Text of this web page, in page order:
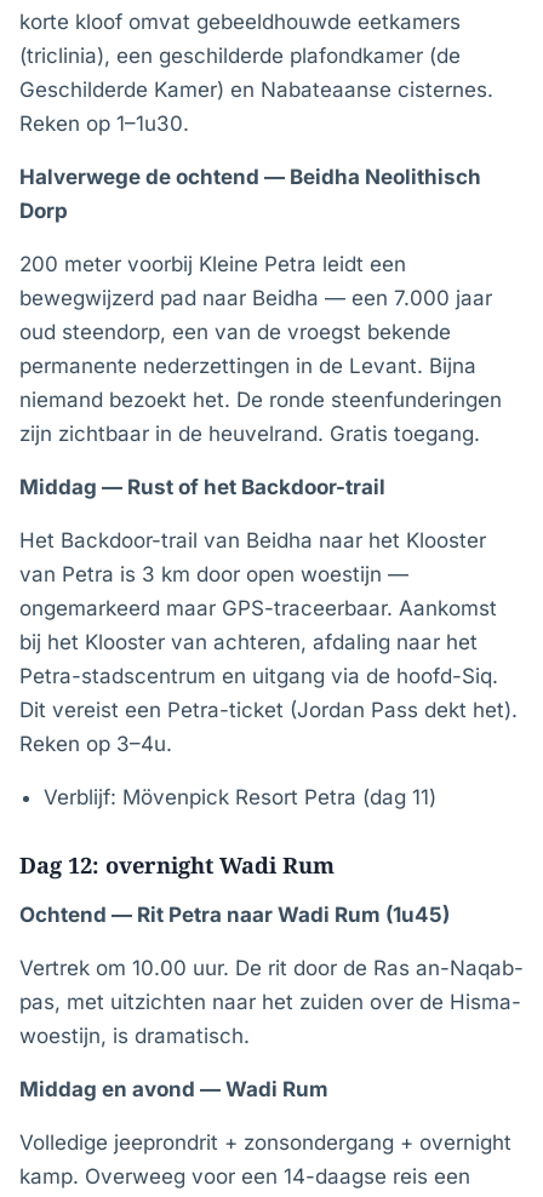
korte kloof omvat gebeeldhouwde eetkamers
(triclinia), een geschilderde plafondkamer (de
Geschilderde Kamer) en Nabateaanse cisternes.
Reken op 1–1u30.
Halverwege de ochtend — Beidha Neolithisch
Dorp
200 meter voorbij Kleine Petra leidt een
bewegwijzerd pad naar Beidha — een 7.000 jaar
oud steendorp, een van de vroegst bekende
permanente nederzettingen in de Levant. Bijna
niemand bezoekt het. De ronde steenfunderingen
zijn zichtbaar in de heuvelrand. Gratis toegang.
Middag — Rust of het Backdoor-trail
Het Backdoor-trail van Beidha naar het Klooster
van Petra is 3 km door open woestijn —
ongemarkeerd maar GPS-traceerbaar. Aankomst
bij het Klooster van achteren, afdaling naar het
Petra-stadscentrum en uitgang via de hoofd-Siq.
Dit vereist een Petra-ticket (Jordan Pass dekt het).
Reken op 3–4u.
Verblijf: Mövenpick Resort Petra (dag 11)
Dag 12: overnight Wadi Rum
Ochtend — Rit Petra naar Wadi Rum (1u45)
Vertrek om 10.00 uur. De rit door de Ras an-Naqab-
pas, met uitzichten naar het zuiden over de Hisma-
woestijn, is dramatisch.
Middag en avond — Wadi Rum
Volledige jeeprondrit + zonsondergang + overnight
kamp. Overweeg voor een 14-daagse reis een